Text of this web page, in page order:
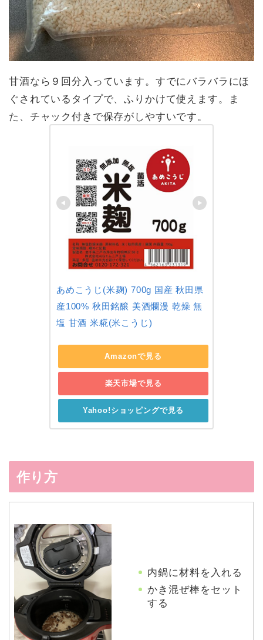
甘酒なら９回分入っています。すでにバラバラにほ
ぐされているタイプで、ふりかけて使えます。ま
た、チャック付きで保存がしやすいです。
あめこうじ(米麹) 700g 国産 秋田県
産100% 秋田銘醸 美酒爛漫 乾燥 無
塩 甘酒 米糀(米こうじ)
Amazonで見る
楽天市場で見る
Yahoo!ショッピングで見る
作り方
内鍋に材料を入れる
かき混ぜ棒をセット
する